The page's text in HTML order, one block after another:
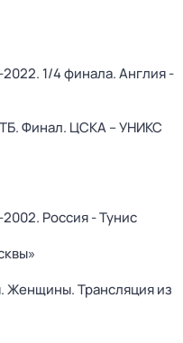
1/4 финала. Англия -
Финал. ЦСКА – УНИКС
Россия - Тунис
Женщины. Трансляция из